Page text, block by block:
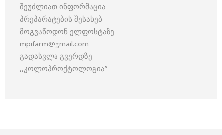
შეუძლიათ ინფორმაცია
პრეპარატების შესახებ
მოგვაწოდონ ელფოსტაზე
mpifarm@gmail.com
გადასვლა გვერდზე
,,კოლოპროქტოლოგია”